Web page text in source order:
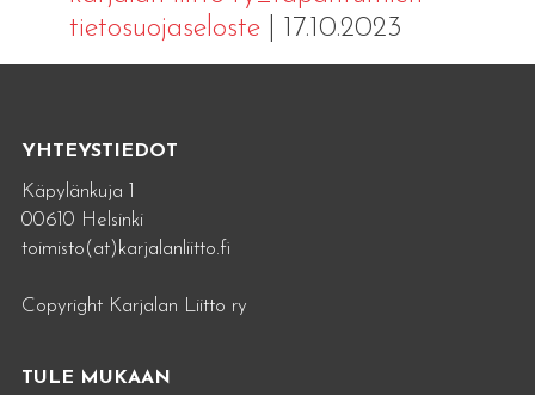
tietosuojaseloste| 17.10.2023
YHTEYSTIEDOT
Käpylänkuja 1
00610 Helsinki
toimisto(at)karjalanliitto.fi
Copyright Karjalan Liitto ry
TULE MUKAAN